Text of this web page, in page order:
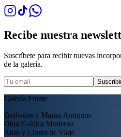
Recibe nuestra
Suscríbete para recibir nuevas
de la galería.
Galería Frame
Grabados y Mapas Antiguos
Obra Gráfica Moderna
Atlas y Libros de Viaje